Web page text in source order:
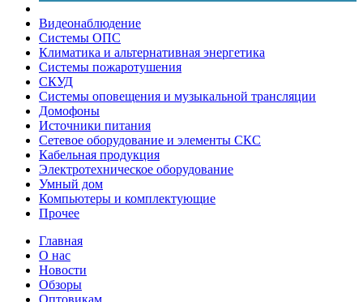
Видеонаблюдение
Системы ОПС
Климатика и альтернативная энергетика
Системы пожаротушения
СКУД
Системы оповещения и музыкальной трансляции
Домофоны
Источники питания
Сетевое оборудование и элементы СКС
Кабельная продукция
Электротехническое оборудование
Умный дом
Компьютеры и комплектующие
Прочее
Главная
О нас
Новости
Обзоры
Оптовикам